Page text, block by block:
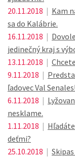
20.11.2018 | Kam
sa do Kalábrie.
16.11.2018 |
jedinečný kraj s
13.11.2018 |
9.11.2018 |
ľadovec Val Senales!
6.11.2018 |
nesklame.
1.11.2018 |
deťmi?
25.10.2018 |